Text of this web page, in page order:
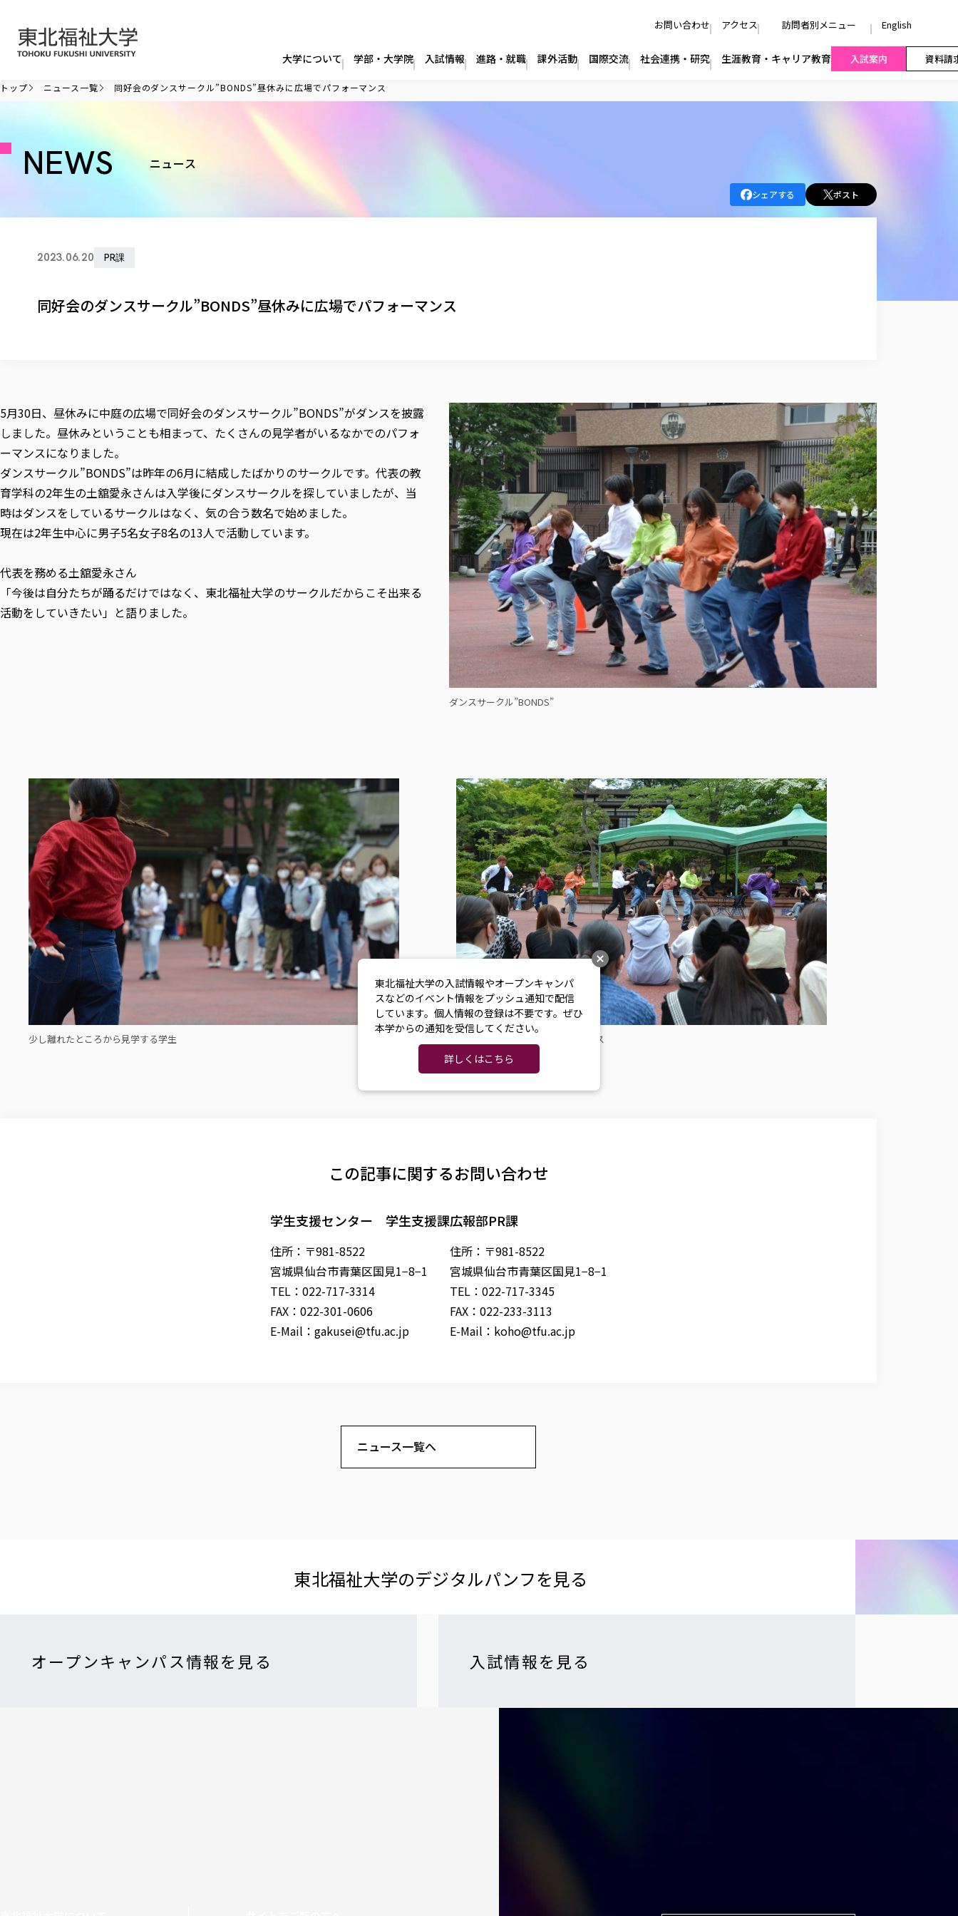
お問い合わせ アクセス 訪問者別メニュー English
大学について 学部・大学院 入試情報 進路・就職 課外活動 国際交流 社会連携・研究 生涯教育・キャリア教育 入試案内 資料請
トップ ニュース一覧 同好会のダンスサークル”BONDS”昼休みに広場でパフォーマンス
NEWS ニュース
シェアする ポスト
2023.06.20 PR課
同好会のダンスサークル”BONDS”昼休みに広場でパフォーマンス
ダンスサークル”BONDS”
5月30日、昼休みに中庭の広場で同好会のダンスサークル”BONDS”がダンスを披露
しました。昼休みということも相まって、たくさんの見学者がいるなかでのパフォ
ーマンスになりました。
ダンスサークル”BONDS”は昨年の6月に結成したばかりのサークルです。代表の教
育学科の2年生の土舘愛永さんは入学後にダンスサークルを探していましたが、当
時はダンスをしているサークルはなく、気の合う数名で始めました。
現在は2年生中心に男子5名女子8名の13人で活動しています。
代表を務める土舘愛永さん
「今後は自分たちが踊るだけではなく、東北福祉大学のサークルだからこそ出来る
活動をしていきたい」と語りました。
少し離れたところから見学する学生 学生の前で昼休みにパフォーマンス
この記事に関するお問い合わせ
学生支援センター 学生支援課
住所：〒981-8522
宮城県仙台市青葉区国見1−8−1
TEL：022-717-3314
FAX：022-301-0606
E-Mail： gakusei@tfu.ac.jp
広報部PR課
住所：〒981-8522
宮城県仙台市青葉区国見1−8−1
TEL：022-717-3345
FAX：022-233-3113
E-Mail： koho@tfu.ac.jp
ニュース一覧へ
東北福祉大学の​デジタルパンフを​見る​
オープンキャンパス情報を見る 入試情報を見る
東北福祉大学の入試情報やオープンキャンパ
スなどのイベント情報をプッシュ通知で配信
しています。個人情報の登録は不要です。ぜひ
本学からの通知を受信してください。
詳しくはこちら